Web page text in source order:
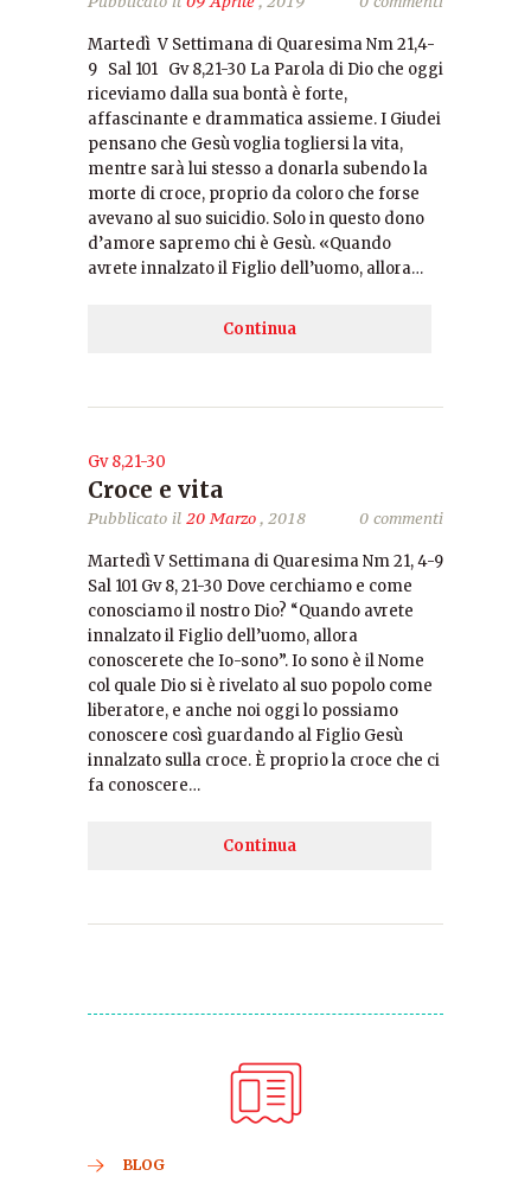
Martedì V Settimana di Quaresima Nm 21,4-
9 Sal 101 Gv 8,21-30 La Parola di Dio che oggi
riceviamo dalla sua bontà è forte,
affascinante e drammatica assieme. I Giudei
pensano che Gesù voglia togliersi la vita,
mentre sarà lui stesso a donarla subendo la
morte di croce, proprio da coloro che forse
avevano al suo suicidio. Solo in questo dono
d’amore sapremo chi è Gesù. «Quando
avrete innalzato il Figlio dell’uomo, allora…
Continua
Gv 8,21-30
Croce e vita
Pubblicato il 20 Marzo, 2018 0 commenti
Martedì V Settimana di Quaresima Nm 21, 4-9
Sal 101 Gv 8, 21-30 Dove cerchiamo e come
conosciamo il nostro Dio? “Quando avrete
innalzato il Figlio dell’uomo, allora
conoscerete che Io-sono”. Io sono è il Nome
col quale Dio si è rivelato al suo popolo come
liberatore, e anche noi oggi lo possiamo
conoscere così guardando al Figlio Gesù
innalzato sulla croce. È proprio la croce che ci
fa conoscere…
Continua
BLOG